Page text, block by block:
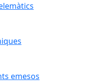
emesos